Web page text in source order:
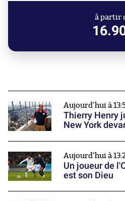
à partir
Aujourd'hui à
Thierry Henry
New York
Aujourd'hui à
Un joueur de
est son Dieu